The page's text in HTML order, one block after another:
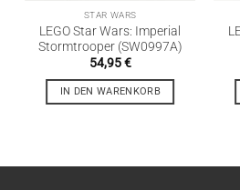
STAR WARS
LEGO Star Wars: Imperial
Stormtrooper (SW0997A)
54,95€
IN DEN WARENKORB